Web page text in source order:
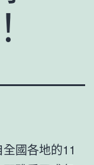
國各地的11